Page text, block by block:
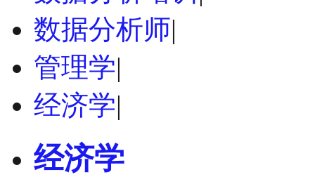
数据分析师|
管理学|
经济学|
经济学